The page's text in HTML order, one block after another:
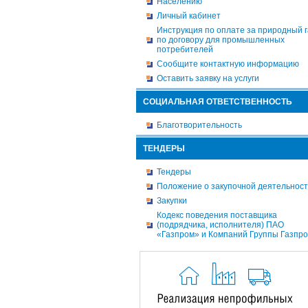
Личный кабинет
Инструкция по оплате за природный
по договору для промышленных
потребителей
Сообщите контактную информацию
Оставить заявку на услуги
СОЦИАЛЬНАЯ ОТВЕТСТВЕННОСТЬ
Благотворительность
ТЕНДЕРЫ
Тендеры
Положение о закупочной
Закупки
Кодекс поведения поставщика
(подрядчика, исполнителя) ПАО
«Газпром» и Компаний Группы